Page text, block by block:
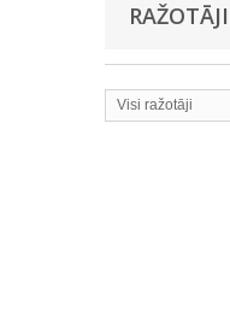
RAŽOTĀJI
Visi ražotāji